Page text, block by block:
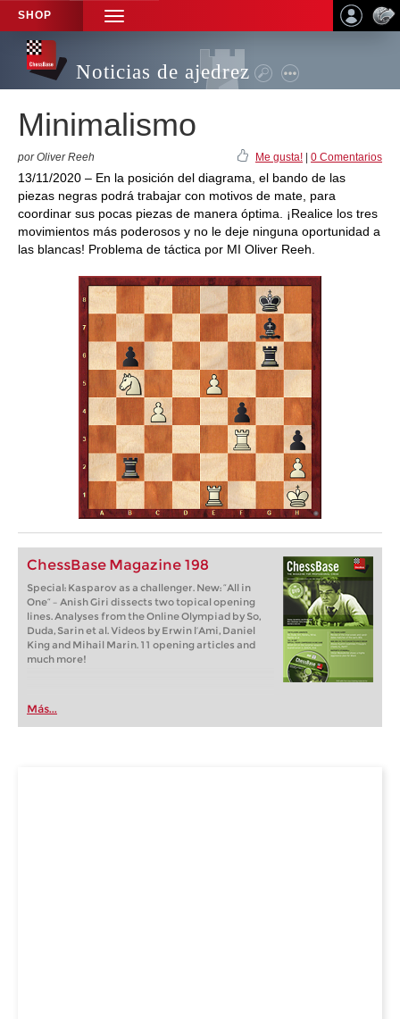
SHOP
TOGGLE
NAVIGATION
Noticias de ajedrez
Minimalismo
por Oliver Reeh Me gusta! 0 Comentarios
13/11/2020 – En la posición del diagrama, el bando de las
piezas negras podrá trabajar con motivos de mate, para
coordinar sus pocas piezas de manera óptima. ¡Realice los tres
movimientos más poderosos y no le deje ninguna oportunidad a
las blancas! Problema de táctica por MI Oliver Reeh.
ChessBase Magazine 198
Special: Kasparov as a challenger. New: “All in
One” – Anish Giri dissects two topical opening
lines. Analyses from the Online Olympiad by So,
Duda, Sarin et al. Videos by Erwin l’Ami, Daniel
King and Mihail Marin. 11 opening articles and
much more!
Más...